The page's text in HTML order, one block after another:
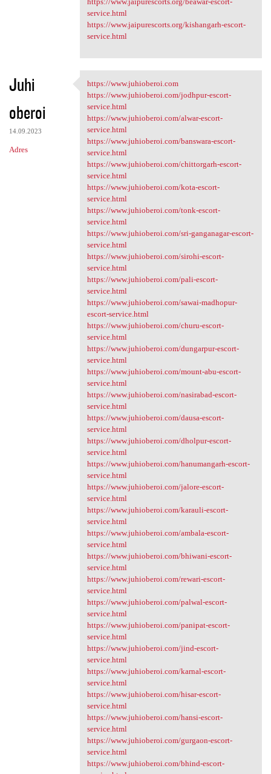
service.html
https://www.jaipurescorts.org/kishangarh-escort-
service.html
Juhi
oberoi
14.09.2023
Adres
https://www.juhioberoi.com
https://www.juhioberoi.com
https://www.juhioberoi.com/jodhpur-escort-
service.html
https://www.juhioberoi.com/alwar-escort-
service.html
https://www.juhioberoi.com/banswara-escort-
service.html
https://www.juhioberoi.com/chittorgarh-escort-
service.html
https://www.juhioberoi.com/kota-escort-
service.html
https://www.juhioberoi.com/tonk-escort-
service.html
https://www.juhioberoi.com/sri-ganganagar-escort-
service.html
https://www.juhioberoi.com/sirohi-escort-
service.html
https://www.juhioberoi.com/pali-escort-
service.html
https://www.juhioberoi.com/sawai-madhopur-
escort-service.html
https://www.juhioberoi.com/churu-escort-
service.html
https://www.juhioberoi.com/dungarpur-escort-
service.html
https://www.juhioberoi.com/mount-abu-escort-
service.html
https://www.juhioberoi.com/nasirabad-escort-
service.html
https://www.juhioberoi.com/dausa-escort-
service.html
https://www.juhioberoi.com/dholpur-escort-
service.html
https://www.juhioberoi.com/hanumangarh-escort-
service.html
https://www.juhioberoi.com/jalore-escort-
service.html
https://www.juhioberoi.com/karauli-escort-
service.html
https://www.juhioberoi.com/ambala-escort-
service.html
https://www.juhioberoi.com/bhiwani-escort-
service.html
https://www.juhioberoi.com/rewari-escort-
service.html
https://www.juhioberoi.com/palwal-escort-
service.html
https://www.juhioberoi.com/panipat-escort-
service.html
https://www.juhioberoi.com/jind-escort-
service.html
https://www.juhioberoi.com/karnal-escort-
service.html
https://www.juhioberoi.com/hisar-escort-
service.html
https://www.juhioberoi.com/hansi-escort-
service.html
https://www.juhioberoi.com/gurgaon-escort-
service.html
https://www.juhioberoi.com/bhind-escort-